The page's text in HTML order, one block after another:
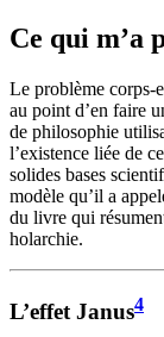
Ce qui m’a
Le problème corps-
au point d’en faire
de philosophie
l’existence liée de
solides bases
modèle qu’il a
du livre qui
holarchie.
L’effet Janus4